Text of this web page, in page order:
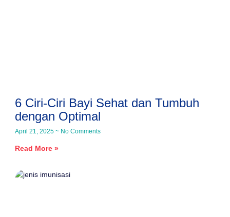
6 Ciri-Ciri Bayi Sehat dan Tumbuh
dengan Optimal
April 21, 2025 No Comments
Read More »